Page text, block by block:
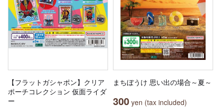
【フラットガシャポン】クリア
ポーチコレクション 仮面ライダ
ー
まちぼうけ 思い出の場合～夏～
300 yen (tax included)